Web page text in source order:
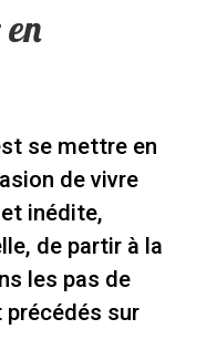
se mettre en
de vivre
inédite,
de partir à la
les pas de
sur